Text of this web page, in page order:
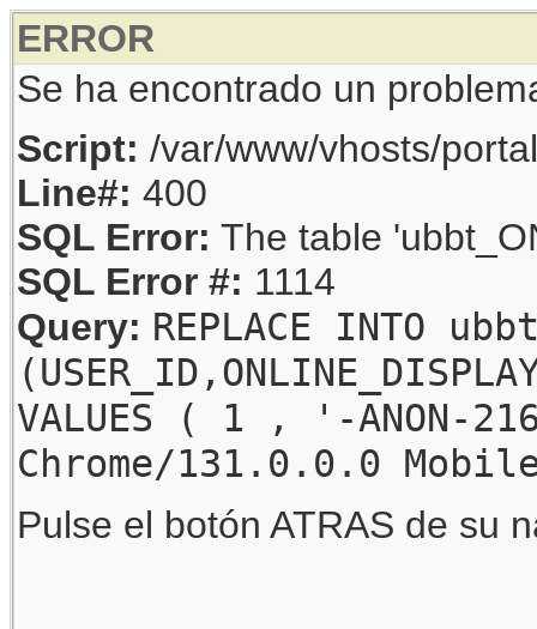
ERROR
Se ha encontrado un
Script: /var/www/vhosts/
Line#: 400
SQL Error: The table
SQL Error #: 1114
Query: REPLACE INTO
VALUES ( 1 , '-
Chrome/131.0.0.0
Pulse el botón ATRAS de su